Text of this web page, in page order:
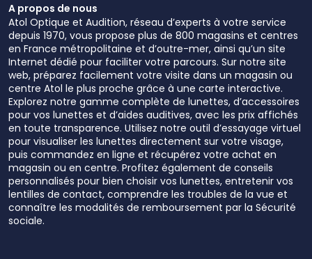
A propos de nous
Atol Optique et Audition, réseau d’experts à votre service
depuis 1970, vous propose plus de 800 magasins et centres
en France métropolitaine et d’outre-mer, ainsi qu’un site
Internet dédié pour faciliter votre parcours. Sur notre site
web, préparez facilement votre visite dans un magasin ou
centre Atol le plus proche grâce à une carte interactive.
Explorez notre gamme complète de lunettes, d’accessoires
pour vos lunettes et d’aides auditives, avec les prix affichés
en toute transparence. Utilisez notre outil d’essayage virtuel
pour visualiser les lunettes directement sur votre visage,
puis commandez en ligne et récupérez votre achat en
magasin ou en centre. Profitez également de conseils
personnalisés pour bien choisir vos lunettes, entretenir vos
lentilles de contact, comprendre les troubles de la vue et
connaître les modalités de remboursement par la Sécurité
sociale.